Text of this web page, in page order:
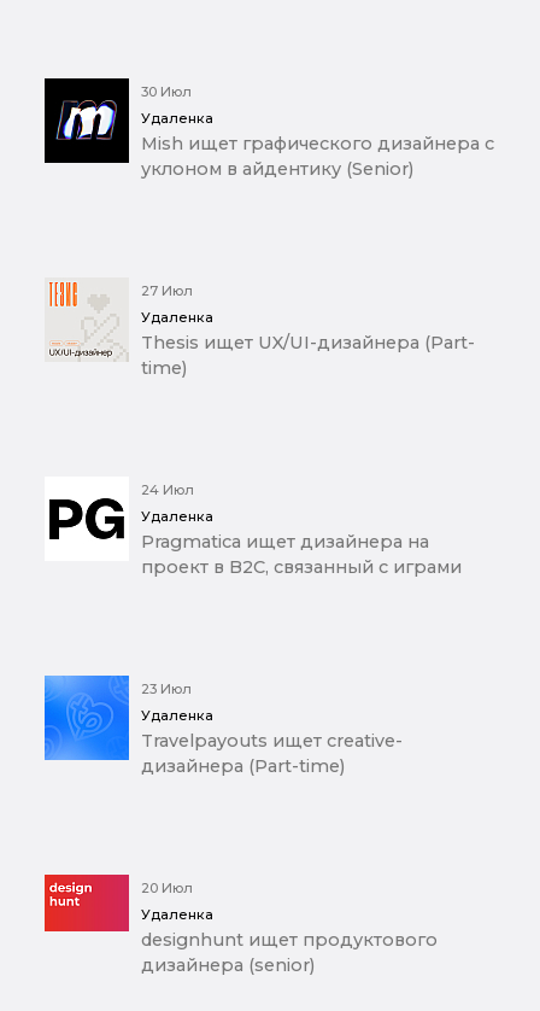
30 Июл
Удаленка
Mish ищет графического дизайнера с
уклоном в айдентику (Senior)
27 Июл
Удаленка
Thesis ищет UX/UI-дизайнера (Part-
time)
24 Июл
Удаленка
Pragmatica ищет дизайнера на
проект в B2C, связанный с играми
23 Июл
Удаленка
Travelpayouts ищет creative-
дизайнера (Part-time)
20 Июл
Удаленка
designhunt ищет продуктового
дизайнера (senior)